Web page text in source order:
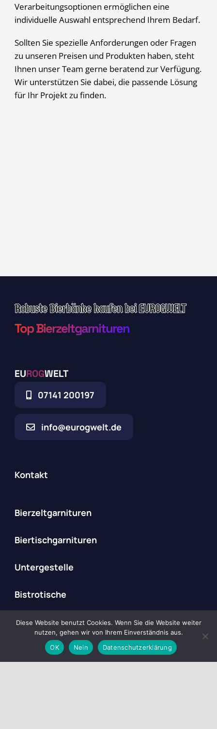
Verarbeitungsoptionen ermöglichen eine
individuelle Auswahl entsprechend Ihrem Bedarf.
Sollten Sie spezielle Anforderungen oder Fragen
zu unseren Preisen und Produkten haben, steht
Ihnen unser Team gerne beratend zur Verfügung.
Wir unterstützen Sie dabei, die passende Lösung
für Ihr Projekt zu finden.
Robuste Bierbänke kaufen bei EUROGWELT
Top Bierzeltgarnituren
EUROGWELT
07141 200197
info@eurogwelt.de
Kontakt
Bierzeltgarnituren
Biertischgarnituren
Untergestelle
Bistrotische
Restaurierung
Impressum
Diese Website benutzt Cookies. Wenn Sie die Website weiter
nutzen, gehen wir von Ihrem Einverständnis aus.
OK
Nein Datenschutzerklärung